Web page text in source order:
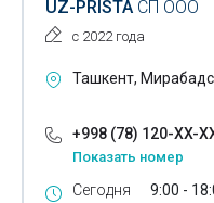
Сода кальцинированная
Соль техническая
Специальные
UZ-PRISTA СП ООО
с 2022 года
Ташкент,
+998 (78) 120-XX-
Показать номер
Сегодня
9:00 -